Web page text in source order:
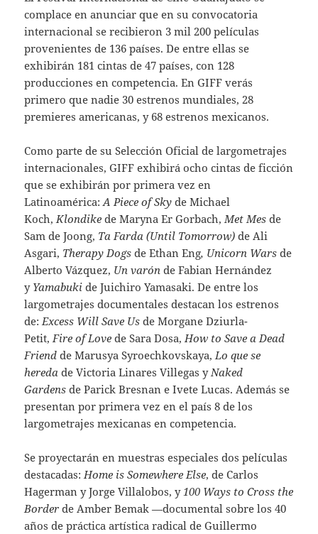
complace en anunciar que en su convocatoria
internacional se recibieron 3 mil 200 películas
provenientes de 136 países. De entre ellas se
exhibirán 181 cintas de 47 países, con 128
producciones en competencia. En GIFF verás
primero que nadie 30 estrenos mundiales, 28
premieres americanas, y 68 estrenos mexicanos.
Como parte de su Selección Oficial de largometrajes
internacionales, GIFF exhibirá ocho cintas de ficción
que se exhibirán por primera vez en
Latinoamérica:A Piece of Sky de Michael
Koch, Klondike de Maryna Er Gorbach, Met Mes de
Sam de Joong, Ta Farda (Until Tomorrow) de Ali
Asgari, Therapy Dogs de Ethan Eng, Unicorn Wars de
Alberto Vázquez, Un varón de Fabian Hernández
y Yamabuki de Juichiro Yamasaki. De entre los
largometrajes documentales destacan los estrenos
de: Excess Will Save Us de Morgane Dziurla-
Petit, Fire of Love de Sara Dosa, How to Save a Dead
Friend de Marusya Syroechkovskaya, Lo que se
hereda de Victoria Linares Villegas y Naked
Gardens de Parick Bresnan e Ivete Lucas. Además se
presentan por primera vez en el país 8 de los
largometrajes mexicanas en competencia.
Se proyectarán en muestras especiales dos películas
destacadas: Home is Somewhere Else, de Carlos
Hagerman y Jorge Villalobos, y 100 Ways to Cross the
Border de Amber Bemak —documental sobre los 40
años de práctica artística radical de Guillermo